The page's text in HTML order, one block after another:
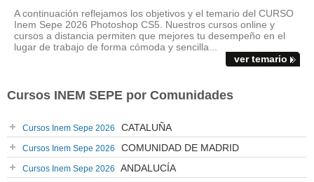
A continuación reflejamos los objetivos y el temario del CURSO
Inem Sepe 2026 Photoshop CS5. Nuestros cursos online y
cursos a distancia permiten que mejores tu desempeño en el
lugar de trabajo de forma cómoda y sencilla...
ver temario
Cursos INEM SEPE por Comunidades
Cursos Inem Sepe 2026 CATALUÑA
Cursos Inem Sepe 2026 COMUNIDAD DE MADRID
Cursos Inem Sepe 2026 ANDALUCÍA